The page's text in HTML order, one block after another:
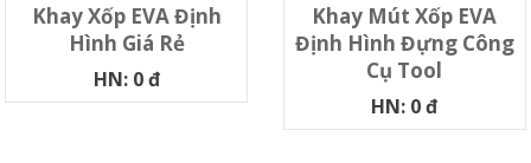
Khay Xốp EVA Định
Hình Giá Rẻ
HN: 0 đ
Khay Mút Xốp EVA
Định Hình Đựng Công
Cụ Tool
HN: 0 đ